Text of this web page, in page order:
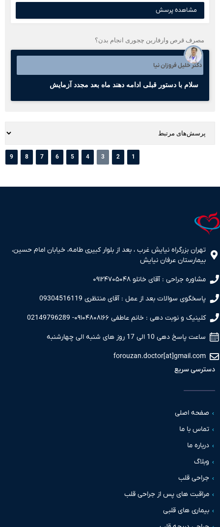
مشاهده پرسش
مصرف قرص وارفارین چجوری انجام بدن؟
دکتر خلیل فروزان نیا
سلام با دستور قبلی ادامه دهند ماه بعد مجدد آزمایش
1
2
3
4
5
6
7
8
9
تهران بزرگراه نیایش غرب ، بعد از بلوار کبیری طامه، خیابان امام حسین،
بیمارستان عرفان نیایش
مشاوره جراحی : آقای خانلو ۰۹۱۲۴۷۰۵۰۴۸
پاسخگوی سوالات بعد از عمل : آقای منتظری 09304516119
کلینیک و نوبت دهی : خانم عاطفی ۰۹۱۰۴۸۰۸۱۶۶- 02149796289
ساعت پاسخ دهی 10 الی 17 روز های شنبه الی چهارشنبه
forouzan.doctor[at]gmail.com
دسترسی سریع
صفحه اصلی
تماس با ما
درباره ما
وبلاگ
جراحی قلب
مراقبت های پس از جراحی قلب
بیماری های قلبی